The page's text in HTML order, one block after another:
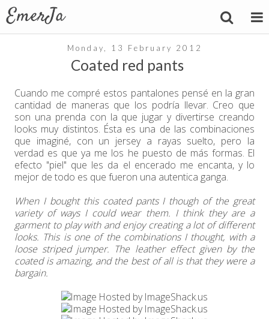
Monday, 13 February 2012
Coated red pants
Cuando me compré estos pantalones pensé en la gran
cantidad de maneras que los podría llevar. Creo que
son una prenda con la que jugar y divertirse creando
looks muy distintos. Ésta es una de las combinaciones
que imaginé, con un jersey a rayas suelto, pero la
verdad es que ya me los he puesto de más formas. El
efecto "piel" que les da el encerado me encanta, y lo
mejor de todo es que fueron una autentica ganga.
When I bought this coated pants I though of the great
variety of ways I could wear them. I think they are a
garment to play with and enjoy creating a lot of different
looks. This is one of the combinations I thought, with a
loose striped jumper. The leather effect given by the
coated is amazing, and the best of all is that they were a
bargain.